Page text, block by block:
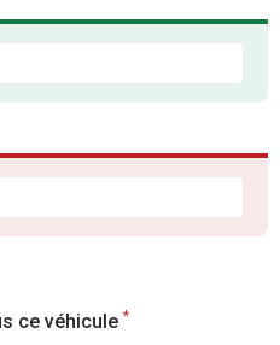
ce véhicule *